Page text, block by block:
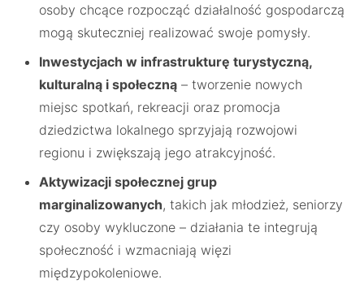
osoby chcące rozpocząć działalność gospodarczą
mogą skuteczniej realizować swoje pomysły.
Inwestycjach w infrastrukturę turystyczną,
kulturalną i społeczną – tworzenie nowych
miejsc spotkań, rekreacji oraz promocja
dziedzictwa lokalnego sprzyjają rozwojowi
regionu i zwiększają jego atrakcyjność.
Aktywizacji społecznej grup
marginalizowanych, takich jak młodzież, seniorzy
czy osoby wykluczone – działania te integrują
społeczność i wzmacniają więzi
międzypokoleniowe.